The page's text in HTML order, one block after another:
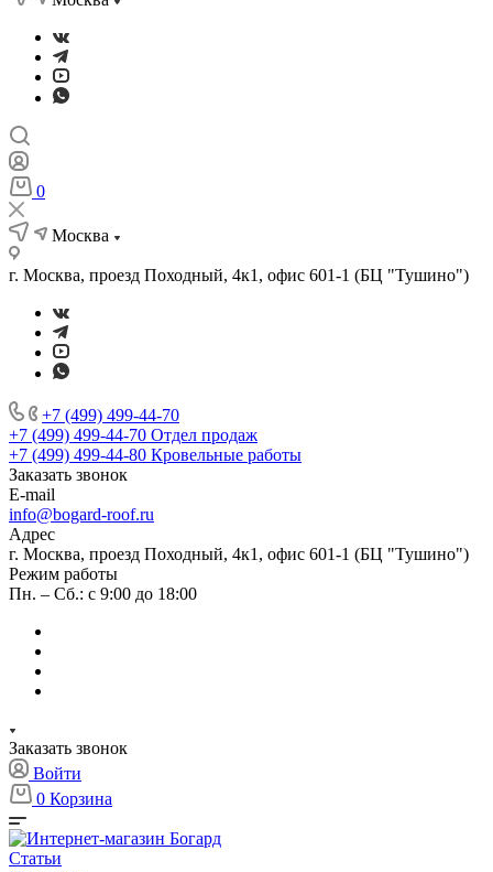
0
Москва
г. Москва, проезд Походный, 4к1, офис 601-1 (БЦ "Тушино")
+7 (499) 499-44-70
+7 (499) 499-44-70 Отдел продаж
+7 (499) 499-44-80 Кровельные работы
Заказать звонок
E-mail
info@bogard-roof.ru
Адрес
г. Москва, проезд Походный, 4к1, офис 601-1 (БЦ "Тушино")
Режим работы
Пн. – Сб.: с 9:00 до 18:00
Заказать звонок
Войти
0 Корзина
Статьи